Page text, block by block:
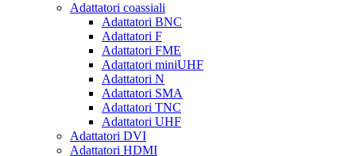
Adattatori coassiali
Adattatori BNC
Adattatori F
Adattatori FME
Adattatori miniUHF
Adattatori N
Adattatori SMA
Adattatori TNC
Adattatori UHF
Adattatori DVI
Adattatori HDMI